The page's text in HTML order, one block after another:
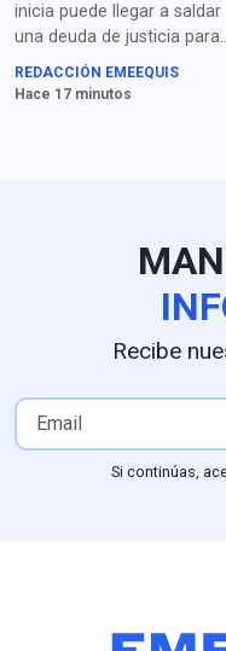
inicia puede llegar a saldar
una deuda de justicia para
las familias de los
estudiantes desaparecidos”,
REDACCIÓN EMEEQUIS
Hace 17 minutos
Recibe
Si continúas,